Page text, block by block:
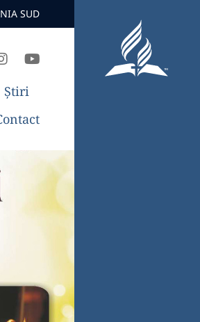
SUD
Știri